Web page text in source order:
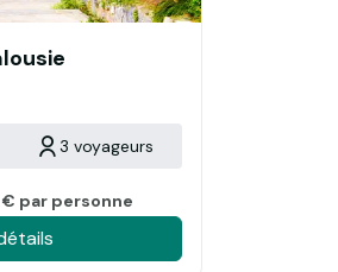
3 voyageurs
par personne